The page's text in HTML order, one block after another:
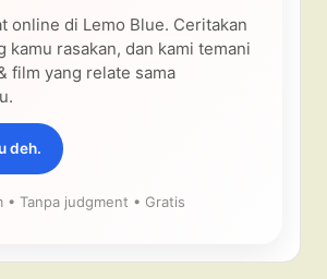
online di Lemo Blue. Ceritakan
kamu rasakan, dan kami temani
film yang relate sama
deh.
• Tanpa judgment • Gratis